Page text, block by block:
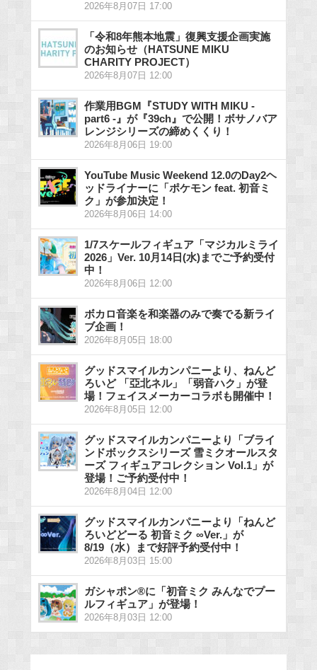
2026年8月07日 17:00
「令和8年熊本地震」復興支援企画実施
のお知らせ（HATSUNE MIKU
CHARITY PROJECT）
2026年8月07日 12:00
作業用BGM『STUDY WITH MIKU -
part6 -』が『39ch』で公開！ボサノバア
レンジシリーズの締めくくり！
2026年8月06日 19:00
YouTube Music Weekend 12.0のDay2ヘ
ッドライナーに「ポケモン feat. 初音ミ
ク」が参加決定！
2026年8月06日 14:00
1/7スケールフィギュア「マジカルミライ
2026」Ver. 10月14日(水)までご予約受付
中！
2026年8月06日 12:00
ボカロ音楽を和楽器のみで奏でる新ライ
ブ企画！
2026年8月05日 18:00
グッドスマイルカンパニーより、ねんど
ろいど 「亞北ネル」「弱音ハク」が登
場！フェイスメーカーコラボも開催中！
2026年8月05日 12:00
グッドスマイルカンパニーより「ブライ
ンドボックスシリーズ 雪ミクオールスタ
ーズ フィギュアコレクション Vol.1」が
登場！ご予約受付中！
2026年8月04日 12:00
グッドスマイルカンパニーより「ねんど
ろいどどーる 初音ミク ∞Ver.」が
8/19（水）まで好評予約受付中！
2026年8月03日 15:00
ガシャポン®に「初音ミク みんなでプー
ルフィギュア」が登場！
2026年8月03日 12:00